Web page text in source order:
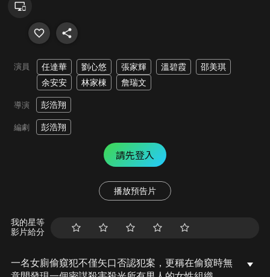
演員 任達華 劉心悠 張家輝 溫碧霞
邵美琪
余安安
林家棟 詹瑞文
導演 彭浩翔
編劇 彭浩翔
請先登入
播放預告片
我的星等
影片給分
一名女廁偷窺犯不僅矢口否認犯案，更稱在偷窺時無